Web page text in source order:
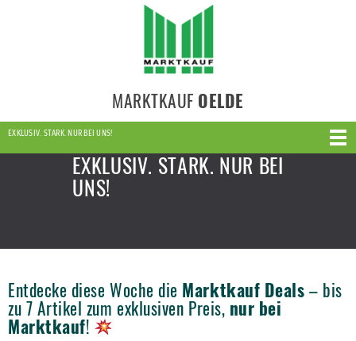
MARKTKAUF OELDE
EXKLUSIV. STARK. NUR BEI UNS!
EXKLUSIV. STARK. NUR BEI
UNS!
Entdecke diese Woche die Marktkauf Deals– bis
zu 7 Artikel zum exklusiven Preis, nur bei
Marktkauf!